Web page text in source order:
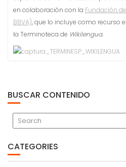
en colaboración con la Fundación
BBVA), que lo incluye como recurso
la Terminoteca de Wikilengua.
BUSCAR CONTENIDO
CATEGORIES